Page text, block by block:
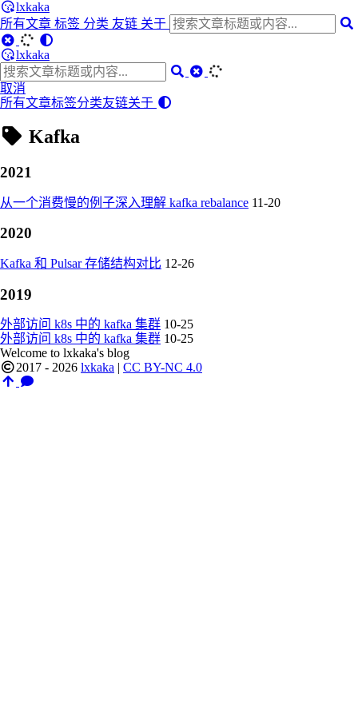
lxkaka
所有文章 标签 分类 友链 关于
lxkaka
取消
所有文章标签分类友链关于
Kafka
2021
从一个消费慢的例子深入理解 kafka rebalance 11-20
2020
Kafka 和 Pulsar 存储结构对比 12-26
2019
外部访问 k8s 中的 kafka 集群 10-25
外部访问 k8s 中的 kafka 集群 10-25
Welcome to lxkaka's blog
2017 - 2026 lxkaka | CC BY-NC 4.0